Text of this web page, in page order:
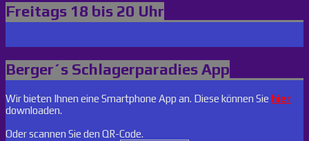
Freitags 18 bis 20 Uhr
Berger´s Schlagerparadies App
Wir bieten Ihnen eine Smartphone App an. Diese können Sie hier
downloaden.
Oder scannen Sie den QR-Code.